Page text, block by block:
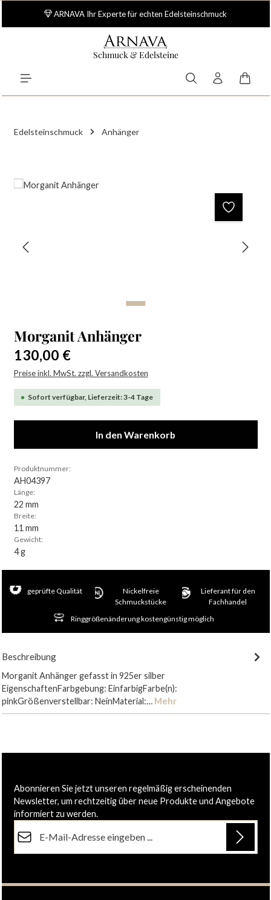
Zum Hauptinhalt springen
ARNAVA Ihr Experte für echten Edelsteinschmuck
Schmuck & Edelsteine
Edelsteinschmuck Anhänger
Bildergalerie überspringen
Morganit Anhänger
Regulärer Preis:
130,00 €
Preise inkl. MwSt. zzgl. Versandkosten
Sofort verfügbar, Lieferzeit: 3-4 Tage
In den Warenkorb
Produktnummer:
AH04397
Länge:
22 mm
Breite:
11 mm
Gewicht:
4 g
geprüfte Qualität
Nickelfreie
Schmuckstücke
Lieferant für den
Fachhandel
Ringgrößenänderung kostengünstig möglich
Beschreibung
Morganit Anhänger gefasst in 925er silber
EigenschaftenFarbgebung: EinfarbigFarbe(n):
pinkGrößenverstellbar: NeinMaterial:… Mehr
Abonnieren Sie jetzt unseren regelmäßig erscheinenden
Newsletter, um rechtzeitig über neue Produkte und Angebote
informiert zu werden.
Ich habe dieDatenschutzbestimmungenzur Kenntnis